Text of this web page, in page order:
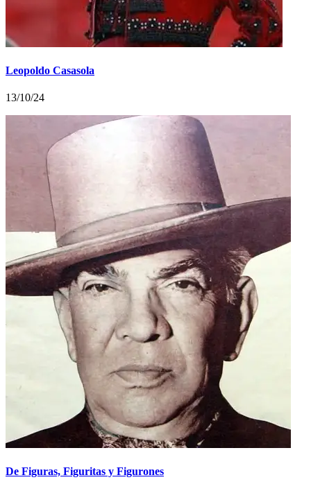
Leopoldo Casasola
13/10/24
De Figuras, Figuritas y Figurones